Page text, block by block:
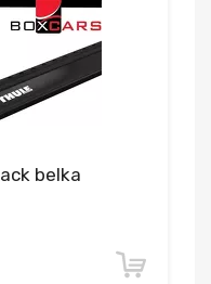
belka